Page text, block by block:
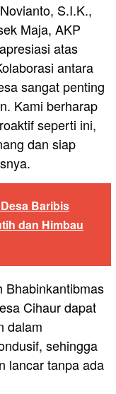
S.I.K.,
Maja, AKP
atas
antara
sangat penting
Kami berharap
seperti ini,
dan siap
Baribis
dan Himbau
Bhabinkantibmas
Cihaur dapat
dalam
sehingga
lancar tanpa ada